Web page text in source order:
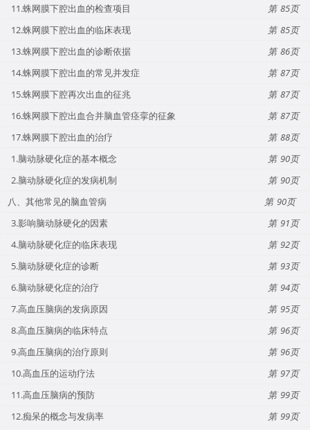
11.蛛网膜下腔出血的检查项目
85
12.蛛网膜下腔出血的临床表现
85
13.蛛网膜下腔出血的诊断依据
86
14.蛛网膜下腔出血的常见并发症
87
15.蛛网膜下腔再次出血的征兆
87
16.蛛网膜下腔出血合并脑血管痉挛的征象
87
17.蛛网膜下腔出血的治疗
88
1.脑动脉硬化症的基本概念
90
2.脑动脉硬化症的发病机制
90
八、其他常见的脑血管病
90
3.影响脑动脉硬化的因素
91
4.脑动脉硬化症的临床表现
92
5.脑动脉硬化症的诊断
93
6.脑动脉硬化症的治疗
94
7.高血压脑病的发病原因
95
8.高血压脑病的临床特点
96
9.高血压脑病的治疗原则
96
10.高血压的运动疗法
97
11.高血压脑病的预防
99
12.痴呆的概念与发病率
99